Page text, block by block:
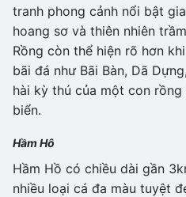
tranh phong cảnh nổi bật
hoang sơ và thiên nhiên
Rồng còn thể hiện rõ hơn
bãi đá như Bãi Bàn, Dã
hài kỳ thú của một con
biển.
Hầm Hô
Hầm Hồ có chiều dài gần
nhiều loại cá đa màu tuyệt